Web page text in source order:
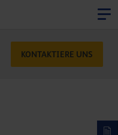
KONTAKTIERE UNS